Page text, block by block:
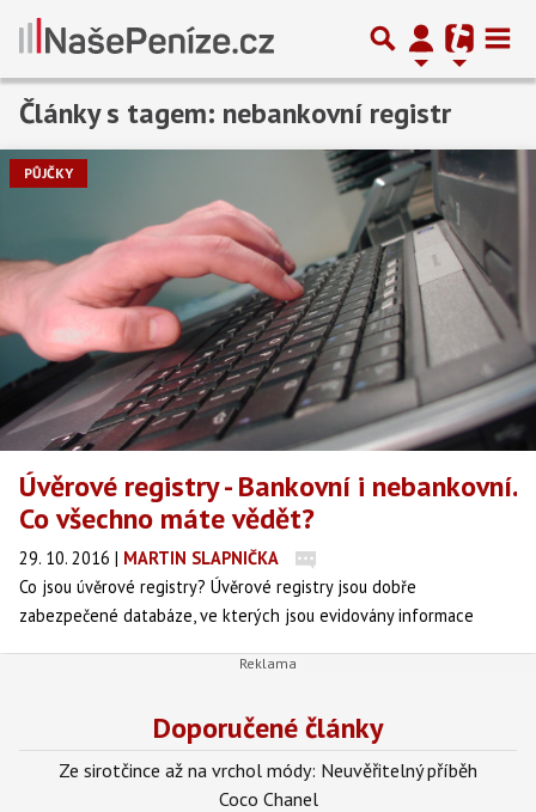
Články s tagem: nebankovní registr
PŮJČKY
Úvěrové registry - Bankovní i nebankovní.
Co všechno máte vědět?
29. 10. 2016 | MARTIN SLAPNIČKA
Co jsou úvěrové registry? Úvěrové registry jsou dobře
zabezpečené databáze, ve kterých jsou evidovány informace
pohledávky vůči těmto institucím nebo je v minulosti měli,
i nefinanční instituce si pak mohou tyto informace o klientech
prostřednictvím registrů vyměňovat. Jde především o informace
o schopnosti splácet závazky – tzn. bonita a informace o platební
Doporučené články
Ze sirotčince až na vrchol módy: Neuvěřitelný příběh
Coco Chanel